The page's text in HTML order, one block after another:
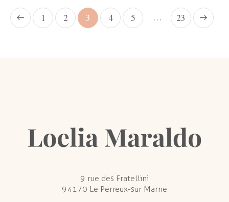
1 2 3 4 5 … 23
>
9 rue des Fratellini
94170 Le Perreux-sur Marne